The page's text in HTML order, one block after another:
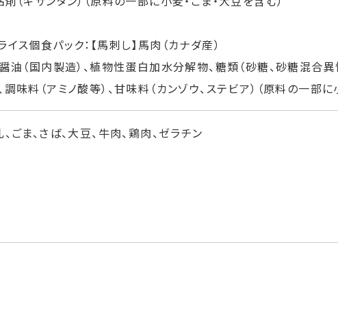
イス個食パック：【馬刺し】馬肉（カナダ産）
醤油（国内製造）、植物性蛋白加水分解物、糖類（砂糖、砂糖混合
調味料（アミノ酸等）、甘味料（カンゾウ、ステビア）（原料の一部に
ごま、さば、大豆、牛肉、鶏肉、ゼラチン